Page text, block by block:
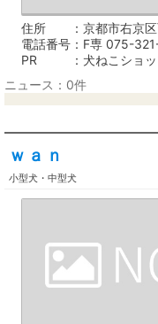
住所
京都市右京
電話番号
F専 075-
PR
犬ねこショ
ニュース：0件
ｗａｎ
小型犬・中型犬